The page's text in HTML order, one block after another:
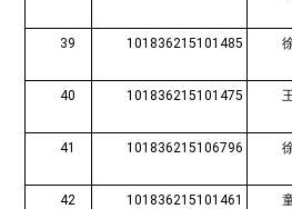
39
101836215101485
40
101836215101475
41
101836215106796
42
101836215101461